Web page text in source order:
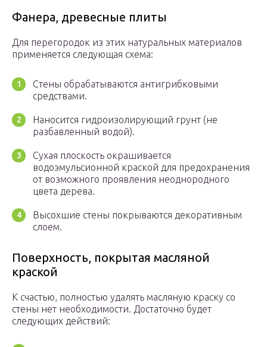
Фанера, древесные плиты
Для перегородок из этих натуральных материалов
применяется следующая схема:
Стены обрабатываются антигрибковыми
средствами.
Наносится гидроизолирующий грунт (не
разбавленный водой).
Сухая плоскость окрашивается
водоэмульсионной краской для предохранения
от возможного проявления неоднородного
цвета дерева.
Высохшие стены покрываются декоративным
слоем.
Поверхность, покрытая масляной
краской
К счастью, полностью удалять масляную краску со
стены нет необходимости. Достаточно будет
следующих действий: